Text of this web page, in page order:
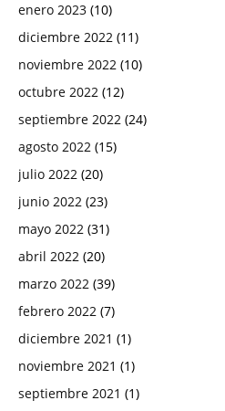
enero 2023 (10)
diciembre 2022 (11)
noviembre 2022 (10)
octubre 2022 (12)
septiembre 2022 (24)
agosto 2022 (15)
julio 2022 (20)
junio 2022 (23)
mayo 2022 (31)
abril 2022 (20)
marzo 2022 (39)
febrero 2022 (7)
diciembre 2021 (1)
noviembre 2021 (1)
septiembre 2021 (1)